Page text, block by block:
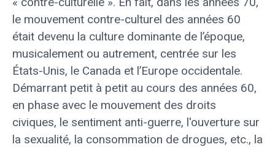
le mouvement contre-culturel des années 60
était devenu la culture dominante de l’époque,
musicalement ou autrement, centrée sur les
États-Unis, le Canada et l’Europe occidentale.
Démarrant petit à petit au cours des années 60,
en phase avec le mouvement des droits
civiques, le sentiment anti-guerre, l'ouverture sur
la sexualité, la consommation de drogues, etc., la